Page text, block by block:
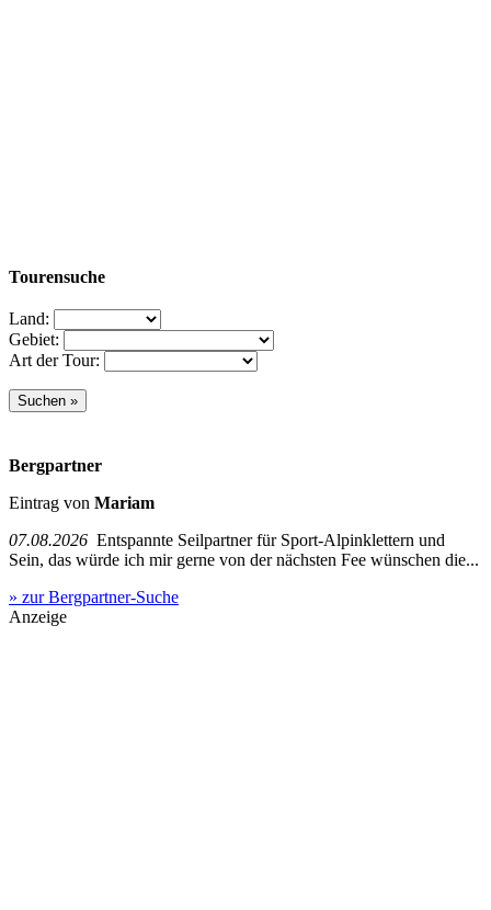
Tourensuche
Land:
Gebiet:
Art der Tour:
Bergpartner
Eintrag von Mariam
07.08.2026 Entspannte Seilpartner für Sport-Alpinklettern und
Sein, das würde ich mir gerne von der nächsten Fee wünschen die...
» zur Bergpartner-Suche
Anzeige